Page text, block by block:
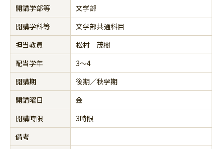
開講学部等
文学部
開講学科等
文学部共通科目
担当教員
松村 茂樹
配当学年
3～4
開講期
後期／秋学期
開講曜日
金
開講時限
3時限
備考